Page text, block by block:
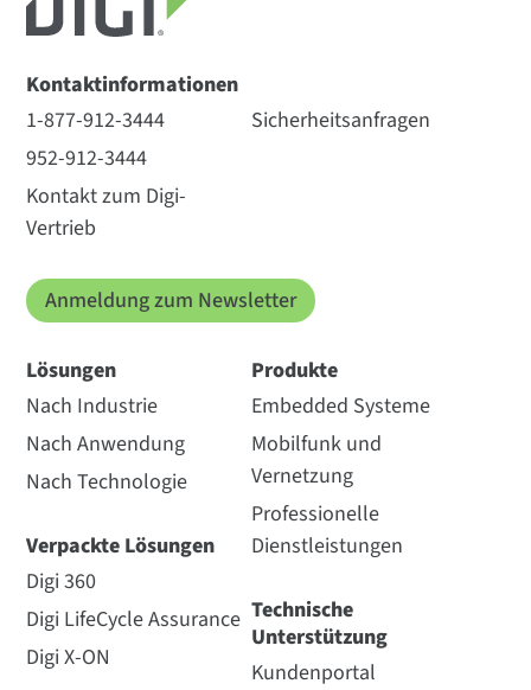
Kontaktinformationen
1-877-912-3444
952-912-3444
Kontakt zum Digi-
Vertrieb
Sicherheitsanfragen
Anmeldung zum Newsletter
Lösungen
Nach Industrie
Nach Anwendung
Nach Technologie
Verpackte Lösungen
Digi 360
Digi LifeCycle Assurance
Digi X-ON
Produkte
Embedded Systeme
Mobilfunk und
Vernetzung
Professionelle
Dienstleistungen
Technische
Unterstützung
Kundenportal